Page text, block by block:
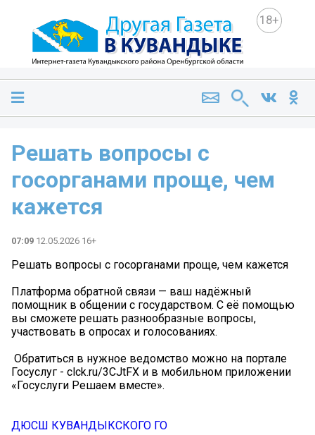
18+
Решать вопросы с
госорганами проще, чем
кажется
07:09 12.05.2026 16+
Решать вопросы с госорганами проще, чем кажется
Платформа обратной связи — ваш надёжный
помощник в общении с государством. С её помощью
вы сможете решать разнообразные вопросы,
участвовать в опросах и голосованиях.
️ Обратиться в нужное ведомство можно на портале
Госуслуг - clck.ru/3CJtFX и в мобильном приложении
«Госуслуги Решаем вместе».
ДЮСШ КУВАНДЫКСКОГО ГО